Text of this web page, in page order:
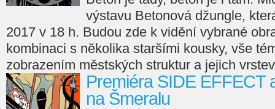
výstavu Betonová džungle,
2017 v 18 h. Budou zde k vidění vybrané
kombinaci s několika staršími kousky, vše
zobrazením městských struktur a jejich
Premiéra SIDE EFFECT
na Šmeralu